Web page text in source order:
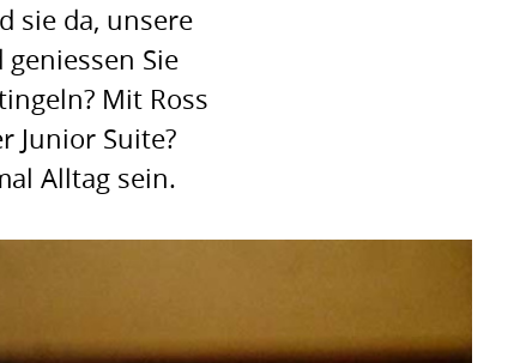
sie da, unsere
Sie
Mit Ross
Junior Suite?
Alltag sein.